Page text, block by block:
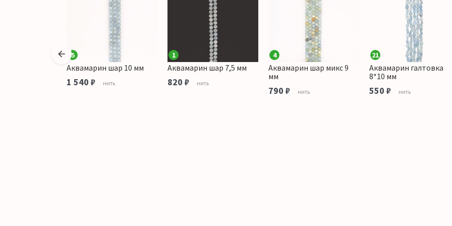
5
Аквамарин шар 10 мм
1 540 ₽ нить
1
Аквамарин шар 7,5 мм
820 ₽ нить
4
Аквамарин шар микс 9
мм
790 ₽ нить
21
Аквамарин галтовка
8*10 мм
550 ₽ нить